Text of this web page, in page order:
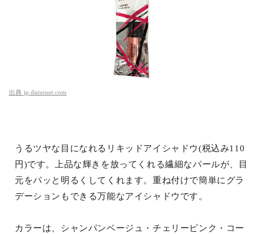
出典 jp.daisonet.com
うるツヤな目になれるリキッドアイシャドウ(税込み110
円)です。上品な輝きを放ってくれる繊細なパールが、目
元をパッと明るくしてくれます。重ね付けで簡単にグラ
デーションもできる万能なアイシャドウです。
カラーは、シャンパンベージュ・チェリーピンク・コー